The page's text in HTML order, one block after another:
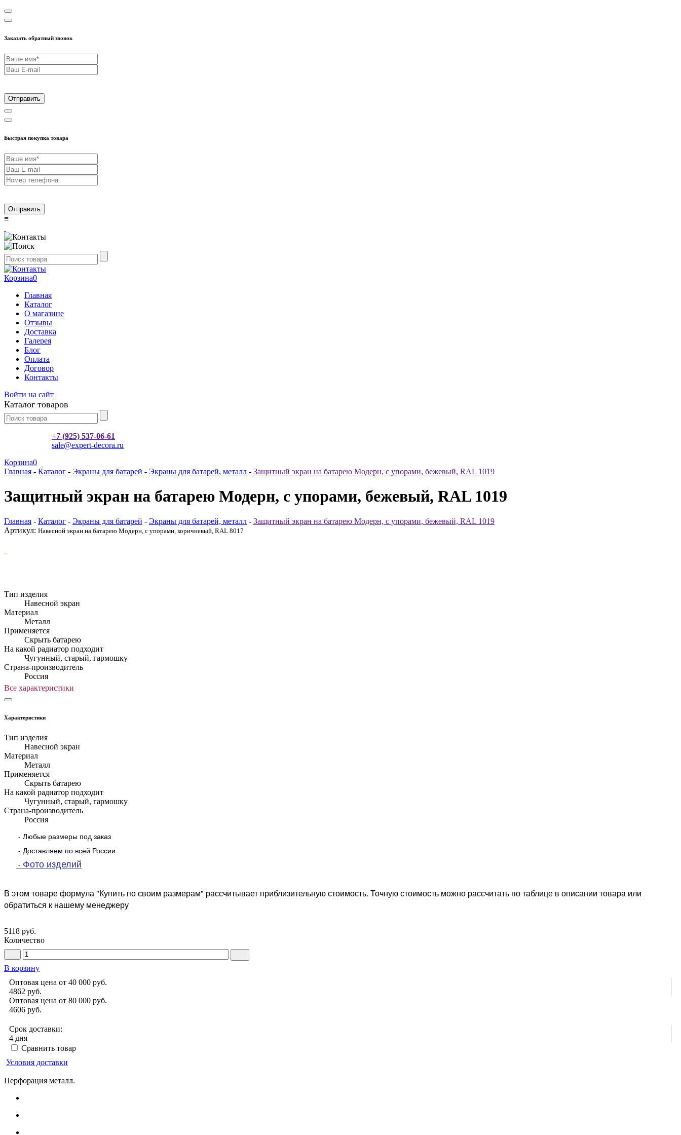
Заказать обратный звонок
Отправить
Быстрая покупка товара
Отправить
≡
Корзина0
Главная
Каталог
О магазине
Отзывы
Доставка
Галерея
Блог
Оплата
Договор
Контакты
Войти на сайт
Каталог товаров
+7 (925) 537-06-61
sale@expert-decora.ru
Корзина0
Главная - Каталог - Экраны для батарей - Экраны для батарей, металл - Защитный экран на батарею Модерн, с упорами, бежевый, RAL 1019
Защитный экран на батарею Модерн, с упорами, бежевый, RAL 1019
Главная - Каталог - Экраны для батарей - Экраны для батарей, металл - Защитный экран на батарею Модерн, с упорами, бежевый, RAL 1019
Артикул: Навесной экран на батарею Модерн, с упорами, коричневый, RAL 8017
Тип изделия
Навесной экран
Материал
Металл
Применяется
Скрыть батарею
На какой радиатор подходит
Чугунный, старый, гармошку
Страна-производитель
Россия
Все характеристики
Характеристики
Тип изделия
Навесной экран
Материал
Металл
Применяется
Скрыть батарею
На какой радиатор подходит
Чугунный, старый, гармошку
Страна-производитель
Россия
- Любые размеры под заказ
- Доставляем по всей России
- Фото изделий
В этом товаре формула "Купить по своим размерам" рассчитывает приблизительную стоимость. Точную стоимость можно рассчитать по таблице в описании товара или
обратиться к нашему менеджеру
5118 руб.
Количество
В корзину
Оптовая цена от 40 000 руб.
4862 руб.
Оптовая цена от 80 000 руб.
4606 руб.
Срок доставки:
4 дня
Сравнить товар
Условия доставки
Перфорация металл.